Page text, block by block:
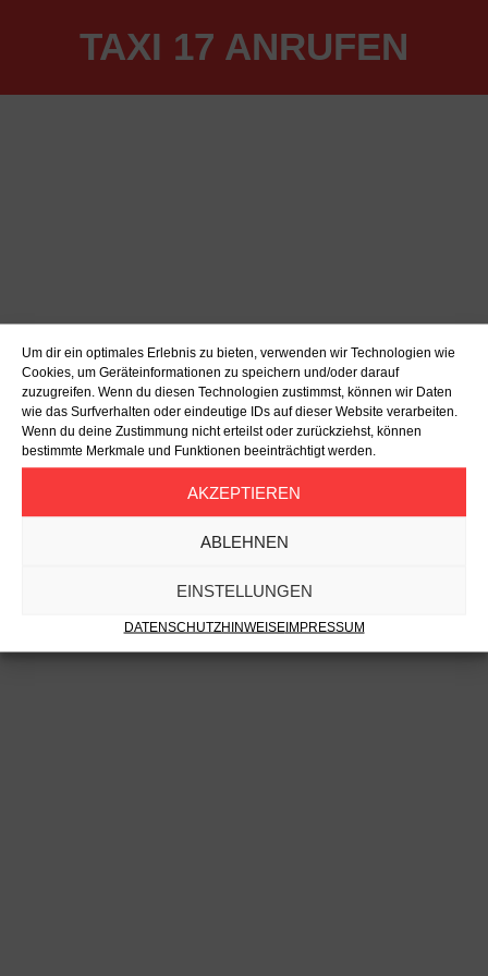
Um dir ein optimales Erlebnis zu bieten, verwenden wir Technologien wie
Cookies, um Geräteinformationen zu speichern und/oder darauf
zuzugreifen. Wenn du diesen Technologien zustimmst, können wir Daten
wie das Surfverhalten oder eindeutige IDs auf dieser Website verarbeiten.
Wenn du deine Zustimmung nicht erteilst oder zurückziehst, können
bestimmte Merkmale und Funktionen beeinträchtigt werden.
AKZEPTIEREN
ABLEHNEN
EINSTELLUNGEN
DATENSCHUTZHINWEISEIMPRESSUM
TAXI 17 ANRUFEN